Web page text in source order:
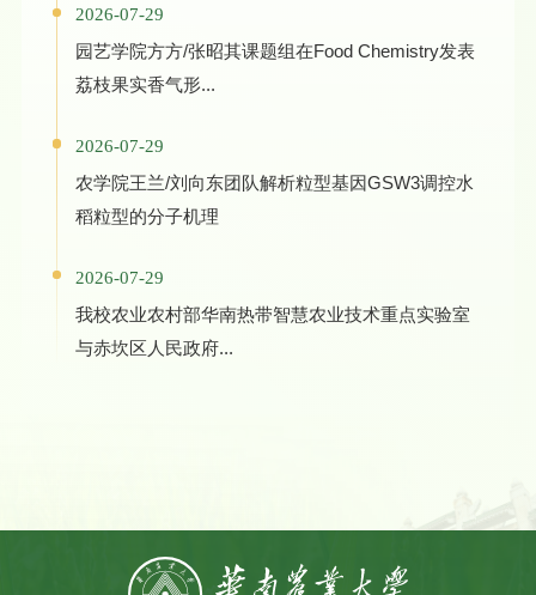
2026-07-29
园艺学院方方/张昭其课题组在Food Chemistry发表
荔枝果实香气形...
2026-07-29
农学院王兰/刘向东团队解析粒型基因GSW3调控水
稻粒型的分子机理
2026-07-29
我校农业农村部华南热带智慧农业技术重点实验室
与赤坎区人民政府...